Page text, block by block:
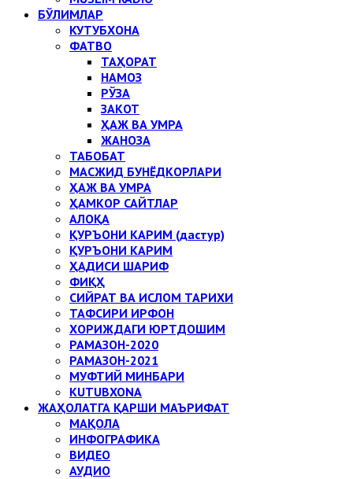
БЎЛИМЛАР
КУТУБХОНА
ФАТВО
ТАҲОРАТ
НАМОЗ
РЎЗА
ЗАКОТ
ҲАЖ ВА УМРА
ЖАНОЗА
ТАБОБАТ
МАСЖИД БУНЁДКОРЛАРИ
ҲАЖ ВА УМРА
ҲАМКОР САЙТЛАР
АЛОҚА
ҚУРЪОНИ КАРИМ (дастур)
ҚУРЪОНИ КАРИМ
ҲАДИСИ ШАРИФ
ФИҚҲ
СИЙРАТ ВА ИСЛОМ ТАРИХИ
ТАФСИРИ ИРФОН
ХОРИЖДАГИ ЮРТДОШИМ
РАМАЗОН-2020
РАМАЗОН-2021
МУФТИЙ МИНБАРИ
KUTUBXONA
ЖАҲОЛАТГА ҚАРШИ МАЪРИФАТ
МАҚОЛА
ИНФОГРАФИКА
ВИДЕО
АУДИО